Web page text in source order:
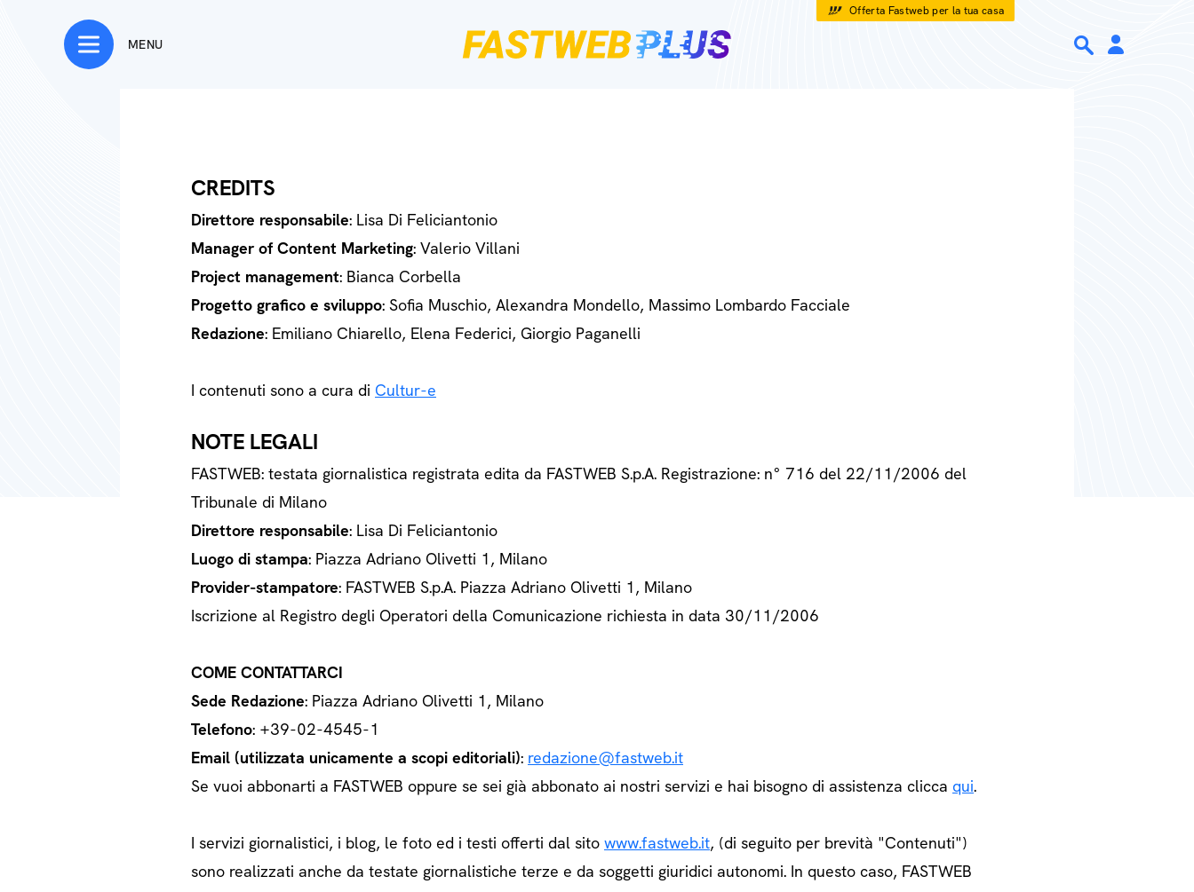
Offerta Fastweb per la tua casa
MENU
CREDITS
Direttore responsabile: Lisa Di Feliciantonio
Manager of Content Marketing: Valerio Villani
Project management: Bianca Corbella
Progetto grafico e sviluppo: Sofia Muschio, Alexandra Mondello, Massimo Lombardo Facciale
Redazione: Emiliano Chiarello, Elena Federici, Giorgio Paganelli
I contenuti sono a cura di Cultur-e
NOTE LEGALI
FASTWEB: testata giornalistica registrata edita da FASTWEB S.p.A. Registrazione: n° 716 del 22/11/2006 del
Tribunale di Milano
Direttore responsabile: Lisa Di Feliciantonio
Luogo di stampa: Piazza Adriano Olivetti 1, Milano
Provider-stampatore: FASTWEB S.p.A. Piazza Adriano Olivetti 1, Milano
Iscrizione al Registro degli Operatori della Comunicazione richiesta in data 30/11/2006
COME CONTATTARCI
Sede Redazione: Piazza Adriano Olivetti 1, Milano
Telefono: +39-02-4545-1
Email (utilizzata unicamente a scopi editoriali): redazione@fastweb.it
Se vuoi abbonarti a FASTWEB oppure se sei già abbonato ai nostri servizi e hai bisogno di assistenza clicca qui.
I servizi giornalistici, i blog, le foto ed i testi offerti dal sito www.fastweb.it, (di seguito per brevità "Contenuti")
sono realizzati anche da testate giornalistiche terze e da soggetti giuridici autonomi. In questo caso, FASTWEB